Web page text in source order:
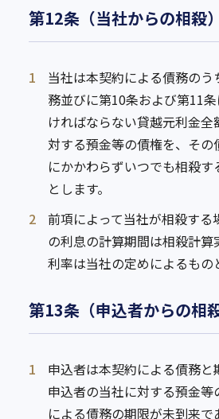
第12条（当社からの相殺）
1
当社は本契約による債務の
務並びに第10条および第11
ければならない貸越元利金
対する預金等の債権を、その
にかかわらずいつでも相殺
とします。
2
前項によって当社が相殺する
の利息の計算期間は相殺計算
利率は当社の定めによるもの
第13条（申込者からの相殺
1
申込者は本契約による債務と
申込者の当社に対する預金
による債務の期限が未到来で